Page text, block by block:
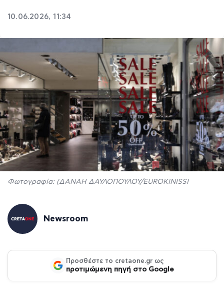
10.06.2026, 11:34
Φωτογραφία: (ΔΑΝΑΗ ΔΑΥΛΟΠΟΥΛΟΥ/EUROKINISSI
Newsroom
Προσθέστε το cretaone.gr ως
προτιμώμενη πηγή στο Google